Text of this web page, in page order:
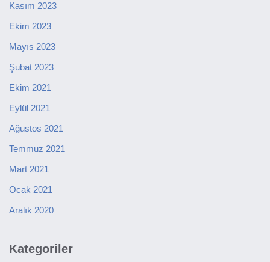
Kasım 2023
Ekim 2023
Mayıs 2023
Şubat 2023
Ekim 2021
Eylül 2021
Ağustos 2021
Temmuz 2021
Mart 2021
Ocak 2021
Aralık 2020
Kategoriler